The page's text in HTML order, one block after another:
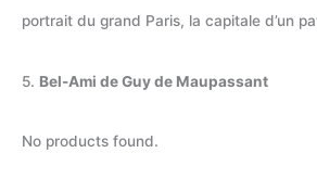
portrait du grand Paris, la capitale d’un
5. Bel-Ami de Guy de Maupassant
No products found.